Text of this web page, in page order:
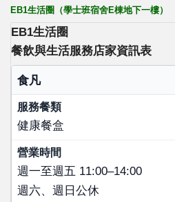
EB1生活圈（學士班宿舍E棟地下一樓）
EB1生活圈
餐飲與生活服務店家資訊表
店家名稱
服務餐類
營業時間
服務電話
食凡
健康餐盒
週一至週五 11:00–14:00
週六、週日公休